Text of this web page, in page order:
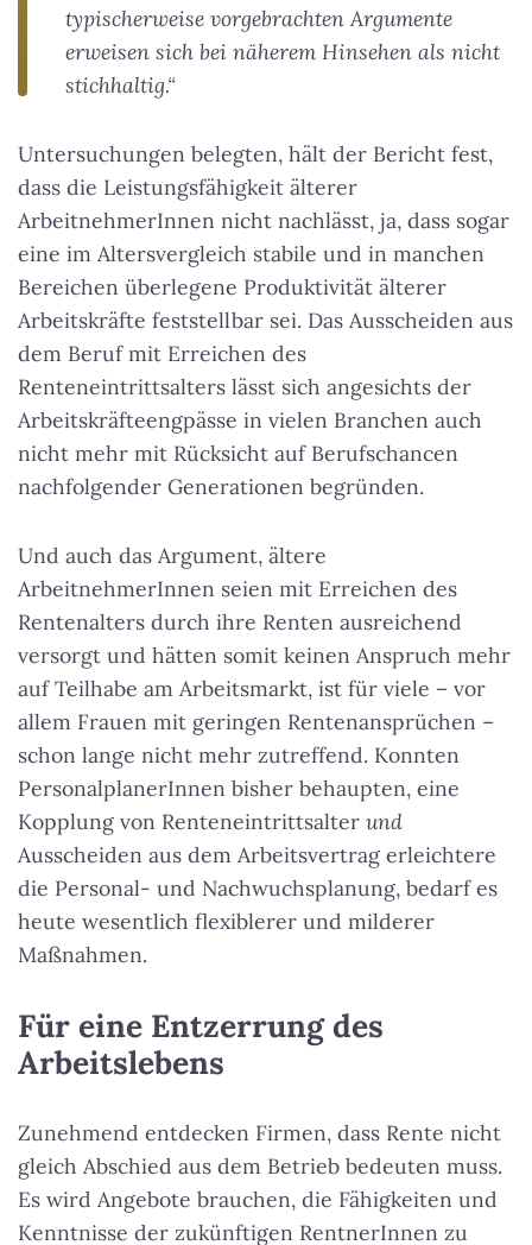
typischerweise vorgebrachten Argumente
erweisen sich bei näherem Hinsehen als nicht
stichhaltig.“
Untersuchungen belegten, hält der Bericht fest,
dass die Leistungsfähigkeit älterer
ArbeitnehmerInnen nicht nachlässt, ja, dass sogar
eine im Altersvergleich stabile und in manchen
Bereichen überlegene Produktivität älterer
Arbeitskräfte feststellbar sei. Das Ausscheiden aus
dem Beruf mit Erreichen des
Renteneintrittsalters lässt sich angesichts der
Arbeitskräfteengpässe in vielen Branchen auch
nicht mehr mit Rücksicht auf Berufschancen
nachfolgender Generationen begründen.
Und auch das Argument, ältere
ArbeitnehmerInnen seien mit Erreichen des
Rentenalters durch ihre Renten ausreichend
versorgt und hätten somit keinen Anspruch mehr
auf Teilhabe am Arbeitsmarkt, ist für viele – vor
allem Frauen mit geringen Rentenansprüchen –
schon lange nicht mehr zutreffend. Konnten
PersonalplanerInnen bisher behaupten, eine
Kopplung von Renteneintrittsalter und
Ausscheiden aus dem Arbeitsvertrag erleichtere
die Personal- und Nachwuchsplanung, bedarf es
heute wesentlich flexiblerer und milderer
Maßnahmen.
Für eine Entzerrung des
Arbeitslebens
Zunehmend entdecken Firmen, dass Rente nicht
gleich Abschied aus dem Betrieb bedeuten muss.
Es wird Angebote brauchen, die Fähigkeiten und
Kenntnisse der zukünftigen RentnerInnen zu